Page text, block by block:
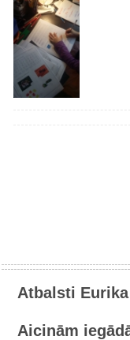
Atbalsti
Aicinām